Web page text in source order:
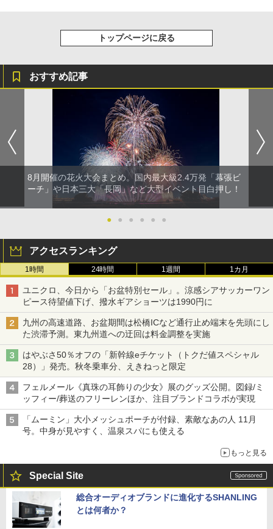
トップページに戻る
おすすめ記事
8月開催の花火大会まとめ。国内最大級2.4万発「幕張ビ
ーチ」や日本三大「長岡」など大型イベント目白押し！
● ● ● ● ● ●
アクセスランキング
1時間 24時間 1週間 1カ月
ユニクロ、今日から「お盆特別セール」。涼感シアサッカーワン
ピース待望値下げ、撥水ギアショーツは1990円に
九州の高速道路、お盆期間は松橋ICなど通行止め端末を先頭にし
た渋滞予測。東九州道への迂回は料金調整を実施
はやぶさ50％オフの「新幹線eチケット（トクだ値スペシャル
28）」発売。秋冬乗車分、えきねっと限定
フェルメール《真珠の耳飾りの少女》展のグッズ公開。図録/ミ
ッフィー/葬送のフリーレンほか、注目ブランドコラボが実現
「ムーミン」大小メッシュポーチが付録、素敵なあの人 11月
号。中身が見やすく、温泉スパにも使える
もっと見る
Special Site
総合オーディオブランドに進化するSHANLING
とは何者か？